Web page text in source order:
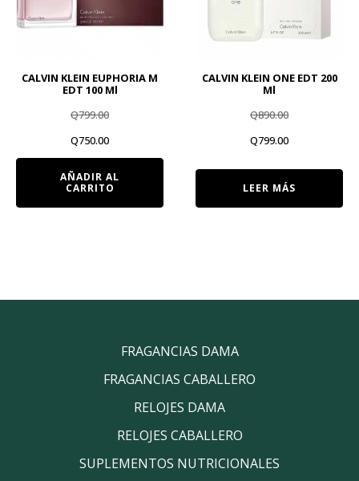
CALVIN KLEIN EUPHORIA M
EDT 100 Ml
Q799.00
El
original
Q750.00El
actual
AÑADIR AL
CARRITO
CALVIN KLEIN ONE EDT 200
Ml
Q890.00
El
original
Q799.00El
actual
LEER MÁS
FRAGANCIAS DAMA
FRAGANCIAS CABALLERO
RELOJES DAMA
RELOJES CABALLERO
SUPLEMENTOS NUTRICIONALES